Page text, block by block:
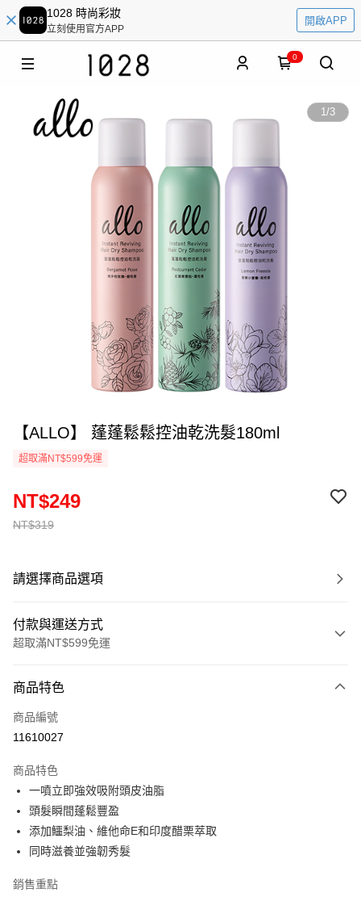
1028 時尚彩妝
立刻使用官方APP
開啟APP
0
1/3
【ALLO】 蓬蓬鬆鬆控油乾洗髮180ml
超取滿NT$599免運
NT$319
NT$249
請選擇商品選項
付款與運送方式
超取滿NT$599免運
信用卡一次付款
超商取貨付款
Apple Pay
悠遊付
Google Pay
全盈+PAY
商品特色
商品編號
11610027
商品特色
一噴立即強效吸附頭皮油脂
頭髮瞬間蓬鬆豐盈
添加鱷梨油、維他命E和印度醋栗萃取
同時滋養並強韌秀髮
銷售重點